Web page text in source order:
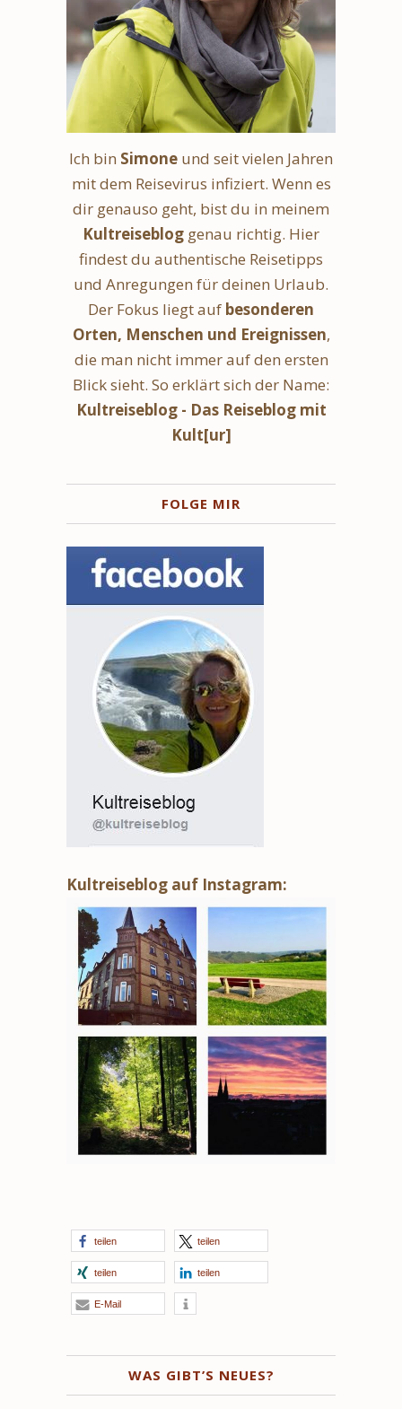
Ich bin Simone und seit vielen Jahren
mit dem Reisevirus infiziert. Wenn es
dir genauso geht, bist du in meinem
Kultreiseblog genau richtig. Hier
findest du authentische Reisetipps
und Anregungen für deinen Urlaub.
Der Fokus liegt auf besonderen
Orten, Menschen und Ereignissen,
die man nicht immer auf den ersten
Blick sieht. So erklärt sich der Name:
Kultreiseblog - Das Reiseblog mit
Kult[ur]
FOLGE MIR
Kultreiseblog auf Instagram:
teilen teilen
teilen teilen
E-Mail
WAS GIBT’S NEUES?